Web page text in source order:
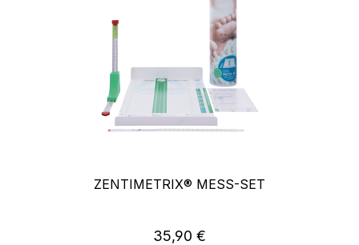
ZENTIMETRIX® MESS-SET
Regulärer Preis:
35,90 €